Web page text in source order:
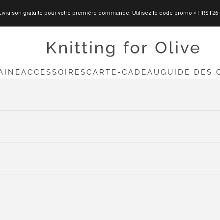
gratuite pour votre première commande. Utilisez le code promo « FIRST26
knittingforolive.com
ACCESSOIRESCARTE-CADEAUGUIDE DES